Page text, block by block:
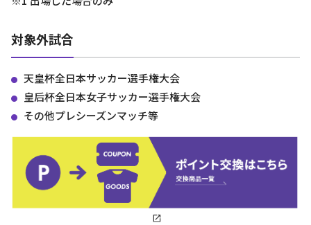
対象外試合
天皇杯全日本サッカー選手権大会
皇后杯全日本女子サッカー選手権大会
その他プレシーズンマッチ等